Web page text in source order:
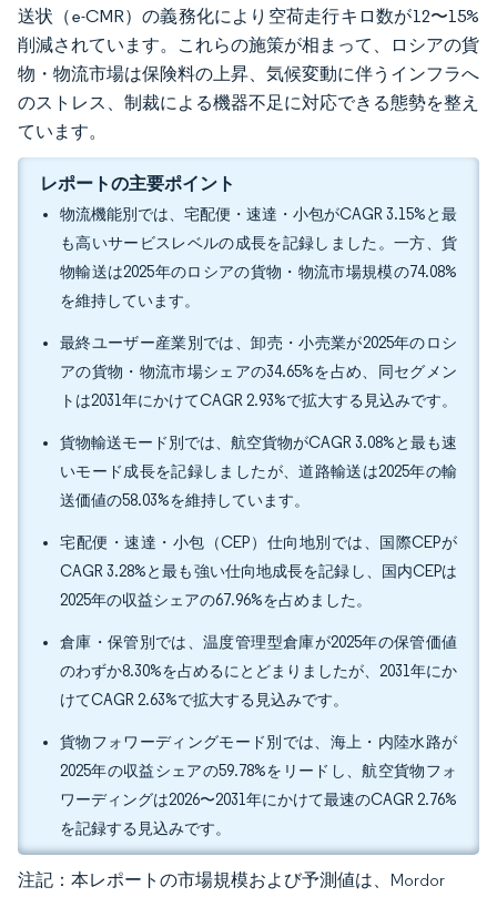
送状（e-CMR）の義務化により空荷走行キロ数が12〜15%
削減されています。これらの施策が相まって、ロシアの貨
物・物流市場は保険料の上昇、気候変動に伴うインフラへ
のストレス、制裁による機器不足に対応できる態勢を整え
ています。
レポートの主要ポイント
物流機能別では、宅配便・速達・小包がCAGR 3.15%と最
も高いサービスレベルの成長を記録しました。一方、貨
物輸送は2025年のロシアの貨物・物流市場規模の74.08%
を維持しています。
最終ユーザー産業別では、卸売・小売業が2025年のロシ
アの貨物・物流市場シェアの34.65%を占め、同セグメン
トは2031年にかけてCAGR 2.93%で拡大する見込みです。
貨物輸送モード別では、航空貨物がCAGR 3.08%と最も速
いモード成長を記録しましたが、道路輸送は2025年の輸
送価値の58.03%を維持しています。
宅配便・速達・小包（CEP）仕向地別では、国際CEPが
CAGR 3.28%と最も強い仕向地成長を記録し、国内CEPは
2025年の収益シェアの67.96%を占めました。
倉庫・保管別では、温度管理型倉庫が2025年の保管価値
のわずか8.30%を占めるにとどまりましたが、2031年にか
けてCAGR 2.63%で拡大する見込みです。
貨物フォワーディングモード別では、海上・内陸水路が
2025年の収益シェアの59.78%をリードし、航空貨物フォ
ワーディングは2026〜2031年にかけて最速のCAGR 2.76%
を記録する見込みです。
注記：本レポートの市場規模および予測値は、Mordor